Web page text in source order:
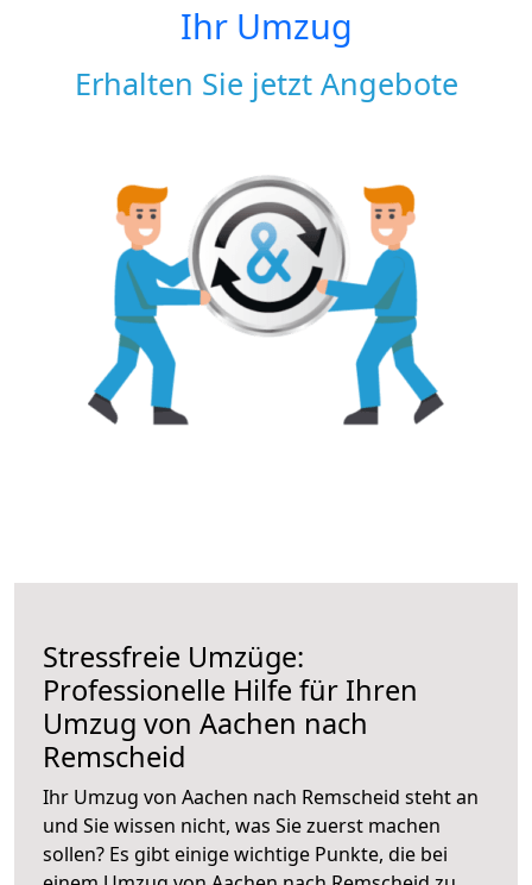
Ihr Umzug
Erhalten Sie jetzt Angebote
Stressfreie Umzüge:
Professionelle Hilfe für Ihren
Umzug von Aachen nach
Remscheid
Ihr Umzug von Aachen nach Remscheid steht an
und Sie wissen nicht, was Sie zuerst machen
sollen? Es gibt einige wichtige Punkte, die bei